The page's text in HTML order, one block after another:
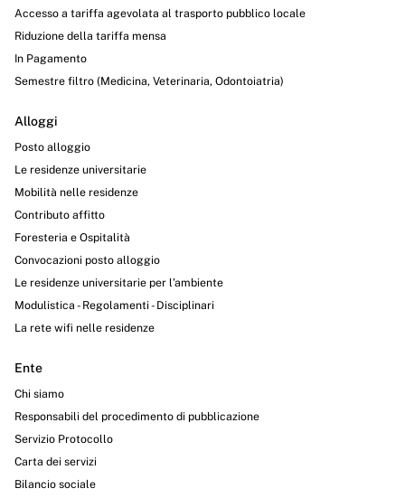
Accesso a tariffa agevolata al trasporto pubblico locale
Riduzione della tariffa mensa
In Pagamento
Semestre filtro (Medicina, Veterinaria, Odontoiatria)
Alloggi
Posto alloggio
Le residenze universitarie
Mobilità nelle residenze
Contributo affitto
Foresteria e Ospitalità
Convocazioni posto alloggio
Le residenze universitarie per l’ambiente
Modulistica - Regolamenti - Disciplinari
La rete wifi nelle residenze
Ente
Chi siamo
Responsabili del procedimento di pubblicazione
Servizio Protocollo
Carta dei servizi
Bilancio sociale